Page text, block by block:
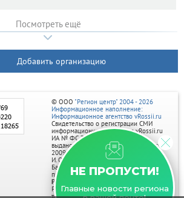
Посмотреть ещё
Добавить организацию
НЕ ПРОПУСТИ!
Главные новости региона
© ООО "Регион центр" 2004 - 2026
Информационное наполнение:
Информационное агентство vRossii.ru
Свидетельство о регистрации СМИ
информационного агентства vRossii.ru
ИА № ФС 77‑35502
выдано РОСКОМНАДЗОРом 04 марта
2009г.
И. О. Главного редактора Нарыков А. Н.
Баннеры на портале размещаются на
правах рекламы.
Реклама на портале:
Рекламное агентство "Умный маркетинг"
тел. 7-910-267-70-40,